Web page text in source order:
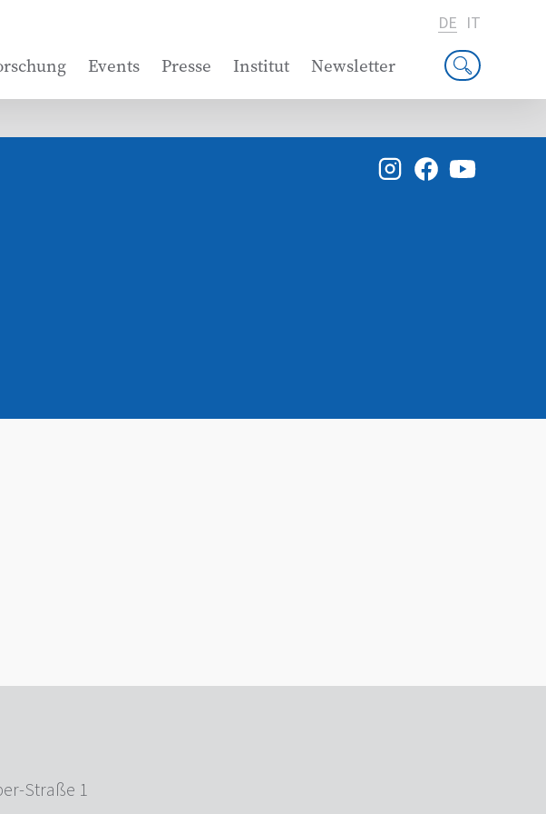
Events Presse Institut Newsletter
DE IT
Straße 1